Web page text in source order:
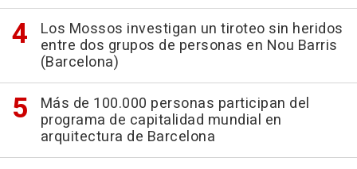
Los Mossos investigan un tiroteo sin heridos
entre dos grupos de personas en Nou Barris
(Barcelona)
Más de 100.000 personas participan del
programa de capitalidad mundial en
arquitectura de Barcelona